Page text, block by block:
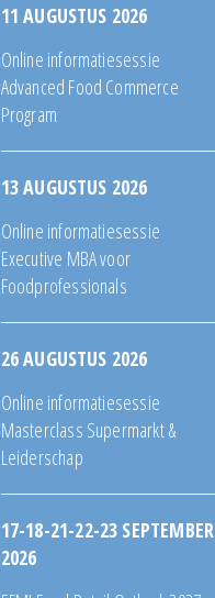
11 AUGUSTUS 2026
Online informatiesessie
Advanced Food Commerce
Program
13 AUGUSTUS 2026
Online informatiesessie
Executive MBA voor
Foodprofessionals
26 AUGUSTUS 2026
Online informatiesessie
Masterclass Supermarkt &
Leiderschap
17-18-21-22-23 SEPTEMBER
2026